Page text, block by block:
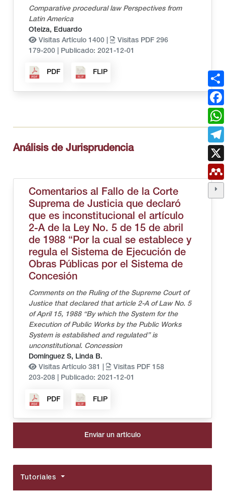
Comparative procedural law Perspectives from
Latin America
Oteiza, Eduardo
Visitas Artículo 1400 |
Visitas PDF 296
179-200
Publicado: 2021-12-01
PDF FLIP
Análisis de Jurisprudencia
Comentarios al Fallo de la Corte
Suprema de Justicia que declaró
que es inconstitucional el artículo
2-A de la Ley No. 5 de 15 de abril
de 1988 “Por la cual se establece y
regula el Sistema de Ejecución de
Obras Públicas por el Sistema de
Concesión
Comments on the Ruling of the Supreme Court of
Justice that declared that article 2-A of Law No. 5
of April 15, 1988 “By which the System for the
Execution of Public Works by the Public Works
System is established and regulated” is
unconstitutional. Concession
Domínguez S, Linda B.
Visitas Artículo 381 |
Visitas PDF 158
203-208
Publicado: 2021-12-01
PDF FLIP
Enviar un artículo
Tutoriales